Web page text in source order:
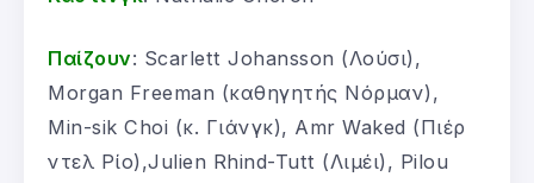
Παίζουν: Scarlett Johansson (Λούσι),
Morgan Freeman (καθηγητής Νόρμαν),
Min-sik Choi (κ. Γιάνγκ), Amr Waked (Πιέρ
ντελ Ρίο),Julien Rhind-Tutt (Λιμέι), Pilou